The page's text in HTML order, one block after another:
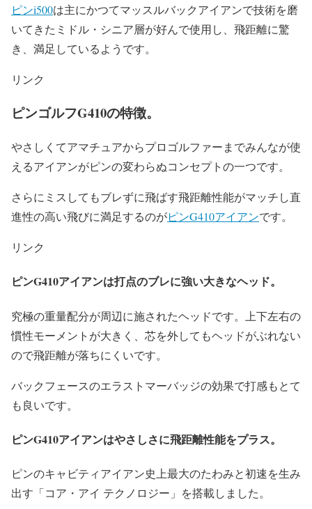
ピンi500は主にかつてマッスルバックアイアンで技術を磨
いてきたミドル・シニア層が好んで使用し、飛距離に驚
き、満足しているようです。
リンク
ピンゴルフG410の特徴。
やさしくてアマチュアからプロゴルファーまでみんなが使
えるアイアンがピンの変わらぬコンセプトの一つです。
さらにミスしてもブレずに飛ばす飛距離性能がマッチし直
進性の高い飛びに満足するのがピンG410アイアンです。
リンク
ピンG410アイアンは打点のブレに強い大きなヘッド。
究極の重量配分が周辺に施されたヘッドです。上下左右の
慣性モーメントが大きく、芯を外してもヘッドがぶれない
ので飛距離が落ちにくいです。
バックフェースのエラストマーバッジの効果で打感もとて
も良いです。
ピンG410アイアンはやさしさに飛距離性能をプラス。
ピンのキャビティアイアン史上最大のたわみと初速を生み
出す「コア・アイ テクノロジー」を搭載しました。